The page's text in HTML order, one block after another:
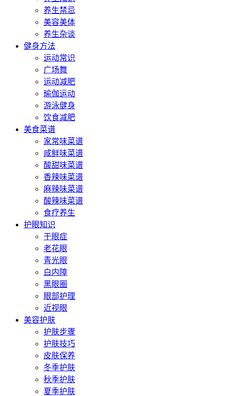
养生禁忌
美容美体
养生杂谈
健身方法
运动常识
广场舞
运动减肥
瑜伽运动
游泳健身
饮食减肥
美食菜谱
家常味菜谱
咸鲜味菜谱
酸甜味菜谱
香辣味菜谱
麻辣味菜谱
酸辣味菜谱
食疗养生
护眼知识
干眼症
老花眼
青光眼
白内障
黑眼圈
眼部护理
近视眼
美容护肤
护肤步骤
护肤技巧
皮肤保养
冬季护肤
秋季护肤
夏季护肤